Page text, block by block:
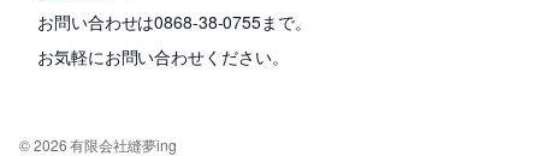
お問い合わせは0868-38-0755まで。
お気軽にお問い合わせください。
© 2026 有限会社縫夢ing